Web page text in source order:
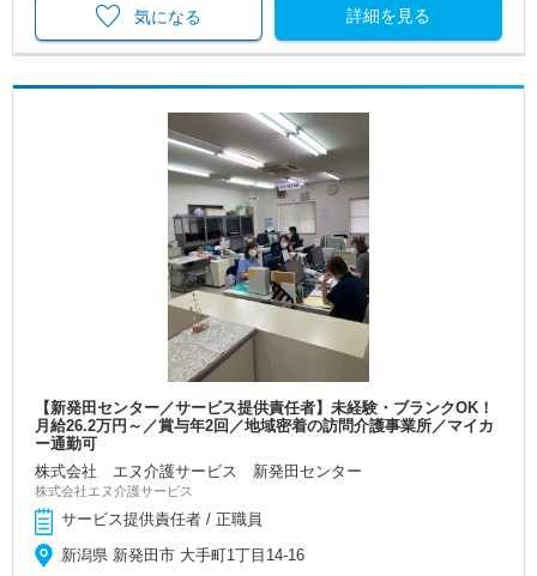
詳細を見る
気になる
【新発田センター／サービス提供責任者】未経験・ブランクOK！
月給26.2万円～／賞与年2回／地域密着の訪問介護事業所／マイカ
ー通勤可
株式会社 エヌ介護サービス 新発田センター
株式会社エヌ介護サービス
サービス提供責任者 / 正職員
新潟県 新発田市 大手町1丁目14-16